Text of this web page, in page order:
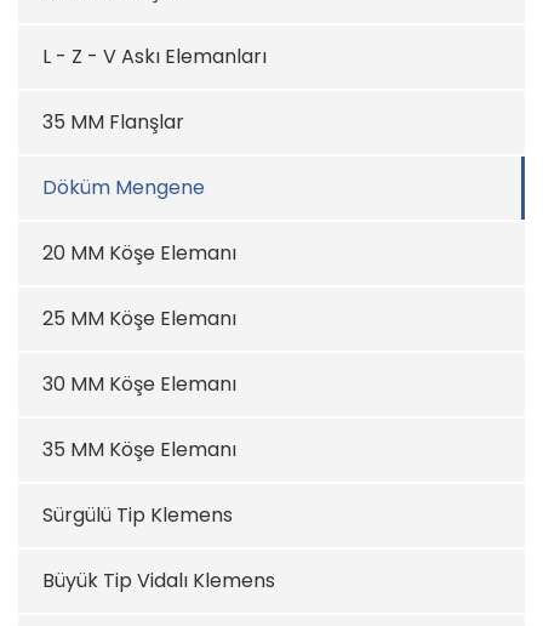
L - Z - V Askı Elemanları
35 MM Flanşlar
Döküm Mengene
20 MM Köşe Elemanı
25 MM Köşe Elemanı
30 MM Köşe Elemanı
35 MM Köşe Elemanı
Sürgülü Tip Klemens
Büyük Tip Vidalı Klemens